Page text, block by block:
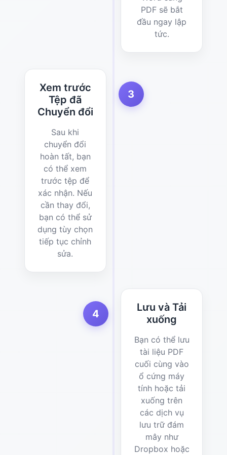
PDF sẽ bắt
đầu ngay lập
tức.
3
Xem trước
Tệp đã
Chuyển đổi
Sau khi
chuyển đổi
hoàn tất, bạn
có thể xem
trước tệp để
xác nhận. Nếu
cần thay đổi,
bạn có thể sử
dụng tùy chọn
tiếp tục chỉnh
sửa.
4
Lưu và Tải
xuống
Bạn có thể lưu
tài liệu PDF
cuối cùng vào
ổ cứng máy
tính hoặc tải
xuống trên
các dịch vụ
lưu trữ đám
mây như
Dropbox hoặc